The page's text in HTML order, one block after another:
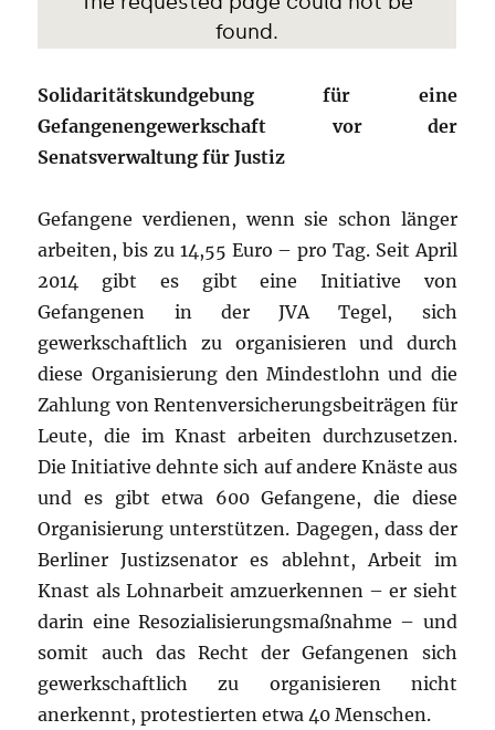
Solidaritätskundgebung für eine
Gefangenengewerkschaft vor der
Senatsverwaltung für Justiz
Gefangene verdienen, wenn sie schon länger
arbeiten, bis zu 14,55 Euro – pro Tag. Seit April
2014 gibt es gibt eine Initiative von
Gefangenen in der JVA Tegel, sich
gewerkschaftlich zu organisieren und durch
diese Organisierung den Mindestlohn und die
Zahlung von Rentenversicherungsbeiträgen für
Leute, die im Knast arbeiten durchzusetzen.
Die Initiative dehnte sich auf andere Knäste aus
und es gibt etwa 600 Gefangene, die diese
Organisierung unterstützen. Dagegen, dass der
Berliner Justizsenator es ablehnt, Arbeit im
Knast als Lohnarbeit amzuerkennen – er sieht
darin eine Resozialisierungsmaßnahme – und
somit auch das Recht der Gefangenen sich
gewerkschaftlich zu organisieren nicht
anerkennt, protestierten etwa 40 Menschen.